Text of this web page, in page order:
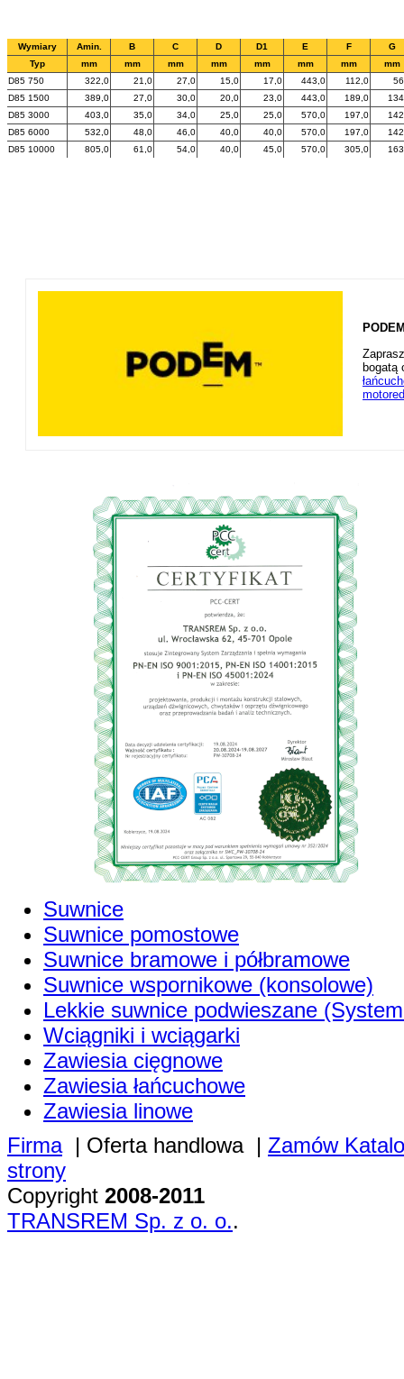
Wymiary Amin. B C D D1 E F
G
Typ
mm mm mm mm mm mm mm
mm
D85 750
322,0 21,0 27,0 15,0 17,0 443,0 112,0
D85 1500
389,0 27,0 30,0 20,0 23,0 443,0 189,0
D85 3000
403,0 35,0 34,0 25,0 25,0 570,0 197,0
D85 6000
532,0 48,0 46,0 40,0 40,0 570,0 197,0
D85 10000
805,0 61,0 54,0 40,0 45,0 570,0 305,0
bogatą
Suwnice
Suwnice pomostowe
Suwnice bramowe i półbramowe
Suwnice wspornikowe (konsolowe)
Lekkie suwnice podwieszane
Wciągniki i wciągarki
Zawiesia cięgnowe
Zawiesia łańcuchowe
Zawiesia linowe
Firma| Oferta handlowa| Zamów
strony
Copyright 2008-2011
TRANSREM Sp. z o. o..